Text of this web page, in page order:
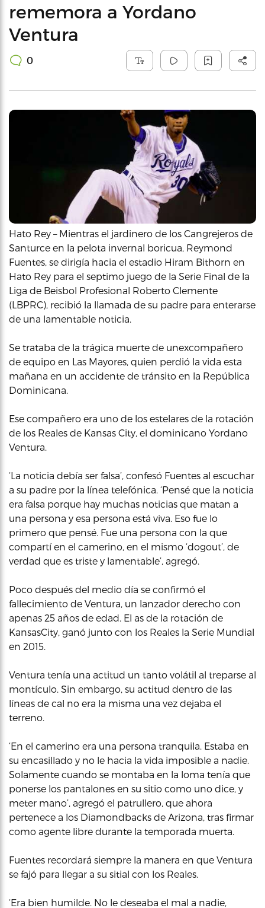
rememora a Yordano
Ventura
0
Hato Rey – Mientras el jardinero de los Cangrejeros de
Santurce en la pelota invernal boricua, Reymond
Fuentes, se dirigía hacia el estadio Hiram Bithorn en
Hato Rey para el septimo juego de la Serie Final de la
Liga de Beisbol Profesional Roberto Clemente
(LBPRC), recibió la llamada de su padre para enterarse
de una lamentable noticia.
Se trataba de la trágica muerte de unexcompañero
de equipo en Las Mayores, quien perdió la vida esta
mañana en un accidente de tránsito en la República
Dominicana.
Ese compañero era uno de los estelares de la rotación
de los Reales de Kansas City, el dominicano Yordano
Ventura.
‘La noticia debía ser falsa’, confesó Fuentes al escuchar
a su padre por la línea telefónica. ‘Pensé que la noticia
era falsa porque hay muchas noticias que matan a
una persona y esa persona está viva. Eso fue lo
primero que pensé. Fue una persona con la que
compartí en el camerino, en el mismo ‘dogout’, de
verdad que es triste y lamentable’, agregó.
Poco después del medio día se confirmó el
fallecimiento de Ventura, un lanzador derecho con
apenas 25 años de edad. El as de la rotación de
KansasCity, ganó junto con los Reales la Serie Mundial
en 2015.
Ventura tenía una actitud un tanto volátil al treparse al
montículo. Sin embargo, su actitud dentro de las
líneas de cal no era la misma una vez dejaba el
terreno.
‘En el camerino era una persona tranquila. Estaba en
su encasillado y no le hacia la vida imposible a nadie.
Solamente cuando se montaba en la loma tenía que
ponerse los pantalones en su sitio como uno dice, y
meter mano’, agregó el patrullero, que ahora
pertenece a los Diamondbacks de Arizona, tras firmar
como agente libre durante la temporada muerta.
Fuentes recordará siempre la manera en que Ventura
se fajó para llegar a su sitial con los Reales.
‘Era bien humilde. No le deseaba el mal a nadie,